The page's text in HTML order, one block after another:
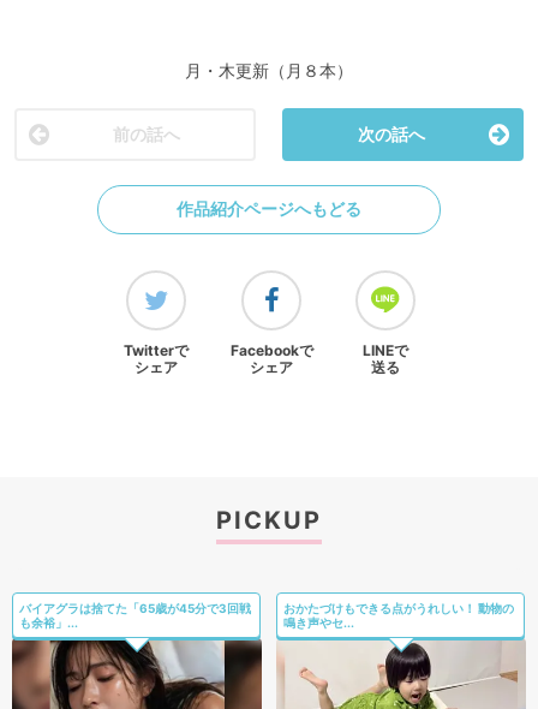
月・木更新（月８本）
前の話へ 次の話へ
作品紹介ページへもどる
Twitterで
シェア
Facebookで
シェア
LINEで
送る
PICKUP
バイアグラは捨てた「65歳が45分で3回戦
も余裕」...
おかたづけもできる点がうれしい！ 動物の
鳴き声やセ...